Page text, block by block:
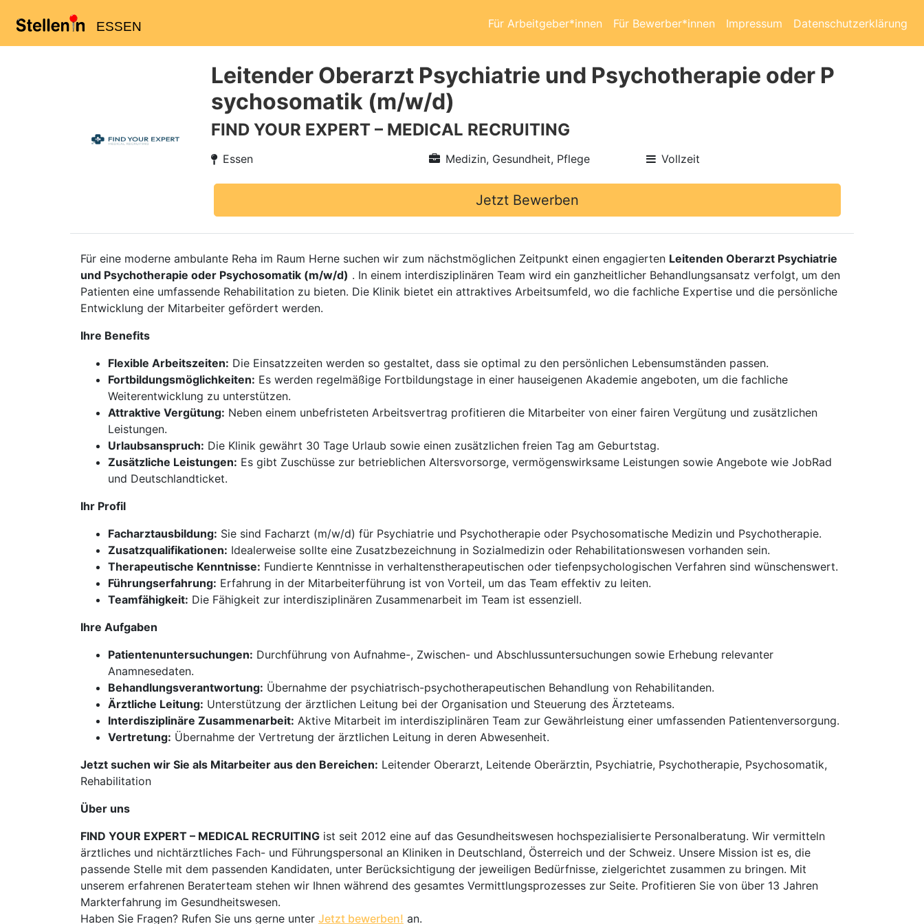
ESSEN Für Arbeitgeber*innen Für Bewerber*innen Impressum Datenschutzerklärung
Leitender Oberarzt Psychiatrie und Psychotherapie oder P
sychosomatik (m/w/d)
FIND YOUR EXPERT – MEDICAL RECRUITING
Essen Medizin, Gesundheit, Pflege Vollzeit
Jetzt Bewerben
Für eine moderne ambulante Reha im Raum Herne suchen wir zum nächstmöglichen Zeitpunkt einen engagierten Leitenden Oberarzt Psychiatrie
und Psychotherapie oder Psychosomatik (m/w/d) . In einem interdisziplinären Team wird ein ganzheitlicher Behandlungsansatz verfolgt, um den
Patienten eine umfassende Rehabilitation zu bieten. Die Klinik bietet ein attraktives Arbeitsumfeld, wo die fachliche Expertise und die persönliche
Entwicklung der Mitarbeiter gefördert werden.
Ihre Benefits
Flexible Arbeitszeiten: Die Einsatzzeiten werden so gestaltet, dass sie optimal zu den persönlichen Lebensumständen passen.
Fortbildungsmöglichkeiten: Es werden regelmäßige Fortbildungstage in einer hauseigenen Akademie angeboten, um die fachliche
Weiterentwicklung zu unterstützen.
Attraktive Vergütung: Neben einem unbefristeten Arbeitsvertrag profitieren die Mitarbeiter von einer fairen Vergütung und zusätzlichen
Leistungen.
Urlaubsanspruch: Die Klinik gewährt 30 Tage Urlaub sowie einen zusätzlichen freien Tag am Geburtstag.
Zusätzliche Leistungen: Es gibt Zuschüsse zur betrieblichen Altersvorsorge, vermögenswirksame Leistungen sowie Angebote wie JobRad
und Deutschlandticket.
Ihr Profil
Facharztausbildung: Sie sind Facharzt (m/w/d) für Psychiatrie und Psychotherapie oder Psychosomatische Medizin und Psychotherapie.
Zusatzqualifikationen: Idealerweise sollte eine Zusatzbezeichnung in Sozialmedizin oder Rehabilitationswesen vorhanden sein.
Therapeutische Kenntnisse: Fundierte Kenntnisse in verhaltenstherapeutischen oder tiefenpsychologischen Verfahren sind wünschenswert.
Führungserfahrung: Erfahrung in der Mitarbeiterführung ist von Vorteil, um das Team effektiv zu leiten.
Teamfähigkeit: Die Fähigkeit zur interdisziplinären Zusammenarbeit im Team ist essenziell.
Ihre Aufgaben
Patientenuntersuchungen: Durchführung von Aufnahme-, Zwischen- und Abschlussuntersuchungen sowie Erhebung relevanter
Anamnesedaten.
Behandlungsverantwortung: Übernahme der psychiatrisch-psychotherapeutischen Behandlung von Rehabilitanden.
Ärztliche Leitung: Unterstützung der ärztlichen Leitung bei der Organisation und Steuerung des Ärzteteams.
Interdisziplinäre Zusammenarbeit: Aktive Mitarbeit im interdisziplinären Team zur Gewährleistung einer umfassenden Patientenversorgung.
Vertretung: Übernahme der Vertretung der ärztlichen Leitung in deren Abwesenheit.
Jetzt suchen wir Sie als Mitarbeiter aus den Bereichen: Leitender Oberarzt, Leitende Oberärztin, Psychiatrie, Psychotherapie, Psychosomatik,
Rehabilitation
Über uns
FIND YOUR EXPERT – MEDICAL RECRUITING ist seit 2012 eine auf das Gesundheitswesen hochspezialisierte Personalberatung. Wir vermitteln
ärztliches und nichtärztliches Fach- und Führungspersonal an Kliniken in Deutschland, Österreich und der Schweiz. Unsere Mission ist es, die
passende Stelle mit dem passenden Kandidaten, unter Berücksichtigung der jeweiligen Bedürfnisse, zielgerichtet zusammen zu bringen. Mit
unserem erfahrenen Beraterteam stehen wir Ihnen während des gesamtes Vermittlungsprozesses zur Seite. Profitieren Sie von über 13 Jahren
Markterfahrung im Gesundheitswesen.
Haben Sie Fragen? Rufen Sie uns gerne unter Jetzt bewerben! an.